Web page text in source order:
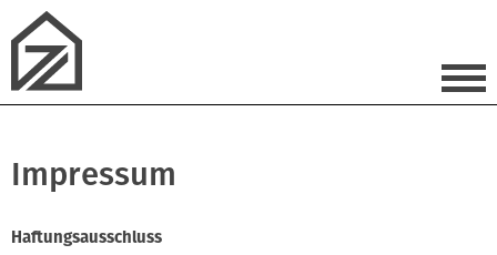
Impressum
Haftungsausschluss